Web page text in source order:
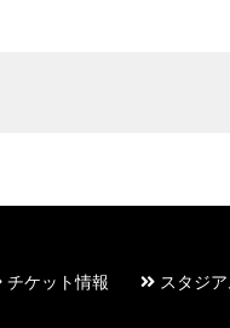
チケット情報 スタジ